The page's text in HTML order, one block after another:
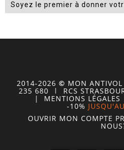
Soyez le premier à donner
2014-2026 © MON ANTIVOL
235 680 | RCS
| MENTIONS LÉGALES
-10%
OUVRIR MON COMPTE